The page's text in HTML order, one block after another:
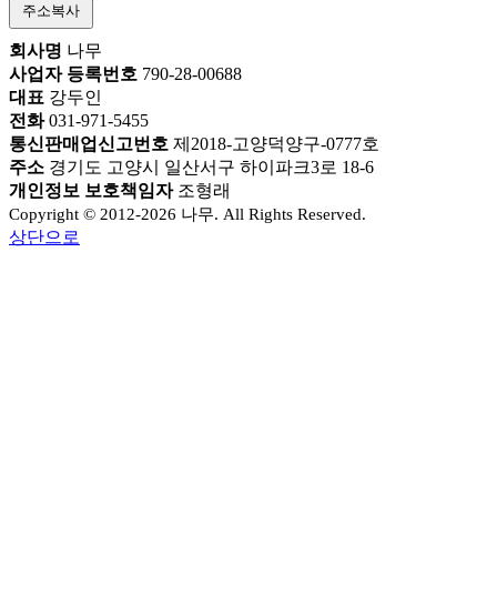
주소복사
회사명 나무
사업자 등록번호 790-28-00688
대표 강두인
전화031-971-5455
통신판매업신고번호 제2018-고양덕양구-0777호
주소 경기도 고양시 일산서구 하이파크3로 18-6
개인정보 보호책임자조형래
Copyright © 2012-2026 나무. All Rights Reserved.
상단으로